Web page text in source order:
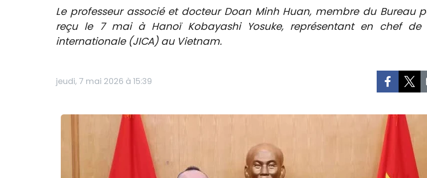
Le professeur associé et docteur Doan Minh Huan, membre du Bureau
reçu le 7 mai à Hanoï Kobayashi Yosuke, représentant en chef de
internationale (JICA) au Vietnam.
jeudi, 7 mai 2026 à 15:39